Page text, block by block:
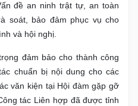
đề an ninh trật tự, an toàn
soát, bảo đảm phục vụ cho
và hội nghị.
đảm bảo cho thành công
chuẩn bị nội dung cho các
văn kiện tại Hội đàm gặp gỡ
tác Liên hợp đã được tỉnh